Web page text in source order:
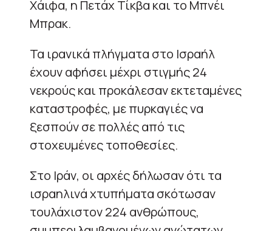
Χάιφα, η Πετάχ Τίκβα και το Μπνέι
Μπρακ.
Τα ιρανικά πλήγματα στο Ισραήλ
έχουν αφήσει μέχρι στιγμής 24
νεκρούς και προκάλεσαν εκτεταμένες
καταστροφές, με πυρκαγιές να
ξεσπούν σε πολλές από τις
στοχευμένες τοποθεσίες.
Στο Ιράν, οι αρχές δήλωσαν ότι τα
ισραηλινά χτυπήματα σκότωσαν
τουλάχιστον 224 ανθρώπους,